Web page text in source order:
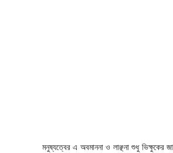
মনুষ্যত্বের এ অবমাননা ও লাঞ্ছনা শুধু ভিক্ষুকের